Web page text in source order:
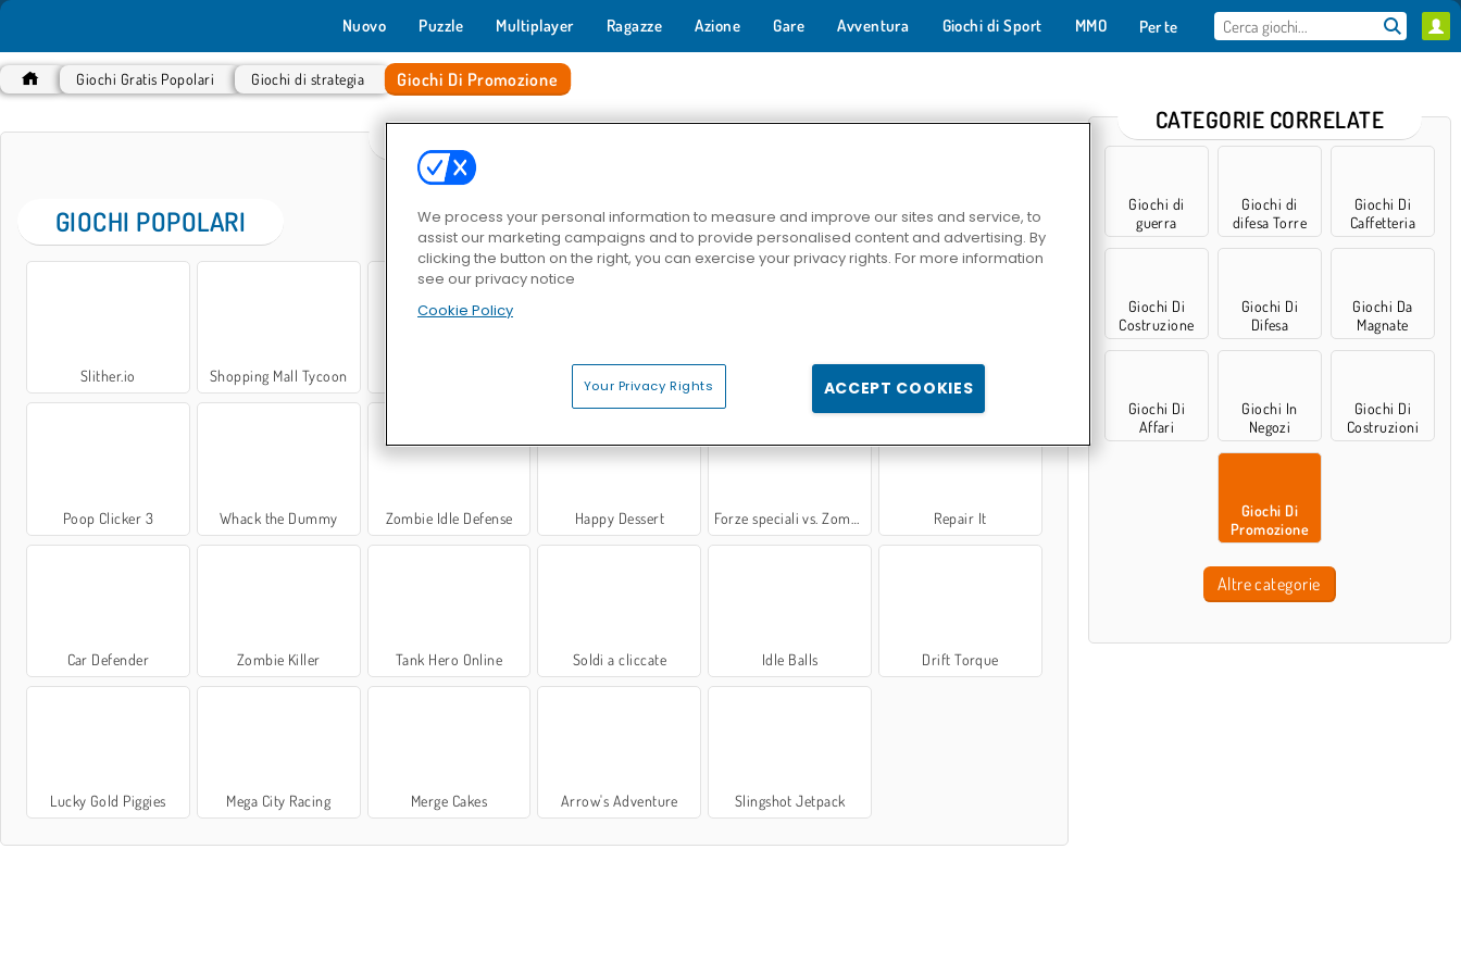
Nuovo Puzzle Multiplayer Ragazze Azione Gare Avventura Giochi di Sport MMO Per te
Giochi Gratis Popolari Giochi di strategia Giochi Di Promozione
GIOCHI POPOLARI
Slither.io Shopping Mall Tycoon
Poop Clicker 3 Whack the Dummy Zombie Idle Defense Happy Dessert Forze speciali vs. Zombie Repair It
Car Defender Zombie Killer Tank Hero Online Soldi a cliccate Idle Balls Drift Torque
Lucky Gold Piggies Mega City Racing Merge Cakes Arrow's Adventure Slingshot Jetpack
CATEGORIE CORRELATE
Giochi di
guerra
Giochi di
difesa Torre
Giochi Di
Caffetteria
Giochi Di
Costruzione
Giochi Di
Difesa
Giochi Da
Magnate
Giochi Di
Affari
Giochi In
Negozi
Giochi Di
Costruzioni
Giochi Di
Promozione
Altre categorie
We process your personal information to measure and improve our sites and service, to
assist our marketing campaigns and to provide personalised content and advertising. By
clicking the button on the right, you can exercise your privacy rights. For more information
see our privacy notice
Cookie Policy
Your Privacy Rights ACCEPT COOKIES